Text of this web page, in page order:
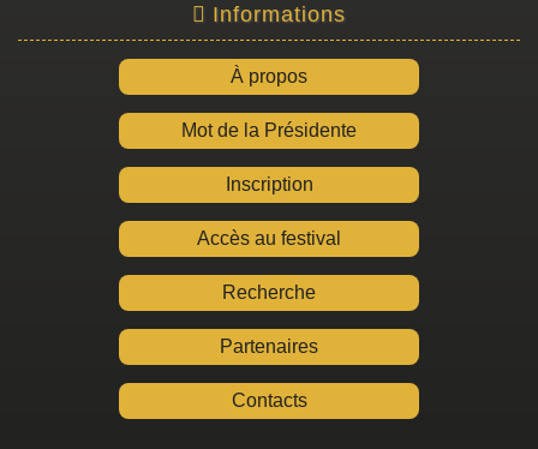
Informations
À propos
Mot de la Présidente
Inscription
Accès au festival
Recherche
Partenaires
Contacts